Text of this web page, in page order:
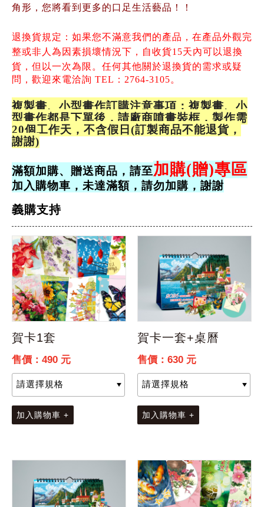
角形，您將看到更多的口足生活藝品！！
退換貨規定：如果您不滿意我們的產品， 在產品外觀完
整或非人為因素損壞情況下， 自收貨15天內可以退換
貨，但以一次為限。 任何其他關於退換貨的需求或疑
問，歡迎來電洽詢 TEL：2764-3105。
複製畫、小型畫作訂購注意事項：複製畫、小
型畫作都是下單後，請廠商噴畫裝框，製作需
20個工作天，不含假日(訂製商品不能退貨，
謝謝)
滿額加購、贈送商品，請至加購(贈)專區
加入購物車，未達滿額，請勿加購，謝謝
義購支持
賀卡1套
售價：490 元
加入購物車 +
賀卡一套+桌曆
售價：630 元
加入購物車 +